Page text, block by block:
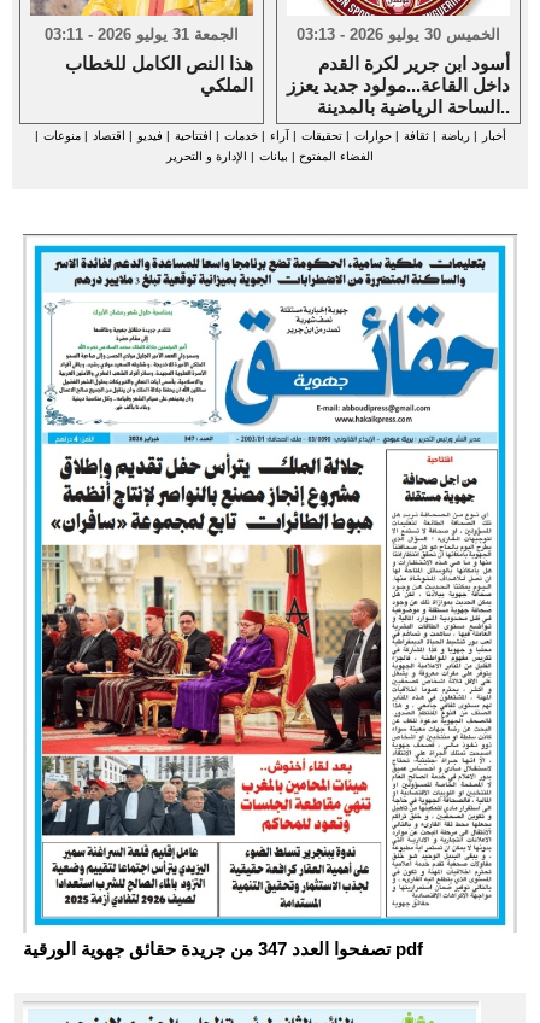
تصفحوا العدد 347 من جريدة حقائق جهوية الورقية pdf
الجمعة 31 يوليو 2026 - 03:11
هذا النص الكامل للخطاب
الملكي
الخميس 30 يوليو 2026 - 03:13
أسود ابن جرير لكرة القدم
داخل القاعة...مولود جديد يعزز
الساحة الرياضية بالمدينة..
أخبار |رياضة |ثقافة |حوارات |تحقيقات آراء |خدمات افتتاحية فيديو اقتصاد |منوعات
الفضاء المفتوح
بيانات الإدارة و التحرير